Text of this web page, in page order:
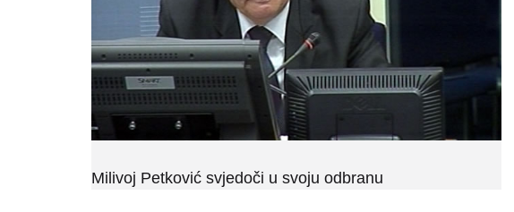
Milivoj Petković svjedoči u svoju odbranu